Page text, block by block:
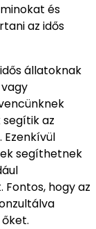
és
az idős
állatoknak
az
segíthetnek
hogy az